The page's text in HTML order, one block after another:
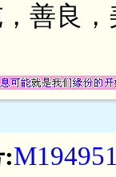
善良